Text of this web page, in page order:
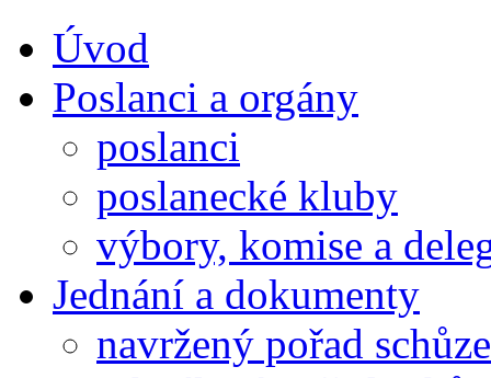
Úvod
Poslanci a orgány
poslanci
poslanecké kluby
výbory, komise a
Jednání a dokumenty
navržený pořad schůze